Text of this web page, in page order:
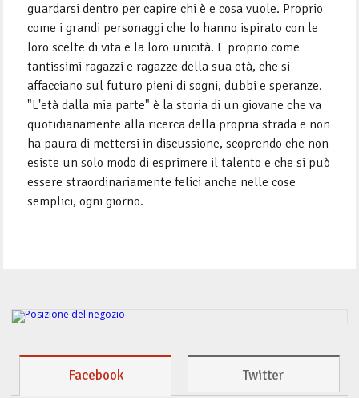
guardarsi dentro per capire chi è e cosa vuole. Proprio
come i grandi personaggi che lo hanno ispirato con le
loro scelte di vita e la loro unicità. E proprio come
tantissimi ragazzi e ragazze della sua età, che si
affacciano sul futuro pieni di sogni, dubbi e speranze.
"L'età dalla mia parte" è la storia di un giovane che va
quotidianamente alla ricerca della propria strada e non
ha paura di mettersi in discussione, scoprendo che non
esiste un solo modo di esprimere il talento e che si può
essere straordinariamente felici anche nelle cose
semplici, ogni giorno.
Facebook Twitter